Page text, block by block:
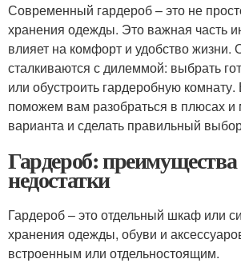
Современный гардероб – это не
хранения одежды. Это важная часть
влияет на комфорт и удобство жизни.
сталкиваются с дилеммой: выбрать
или обустроить гардеробную
поможем вам разобраться в плюсах и
варианта и сделать правильный
Гардероб:
недостатки
Гардероб – это отдельный шкаф или
хранения одежды, обуви и
встроенным или отдельностоящим.